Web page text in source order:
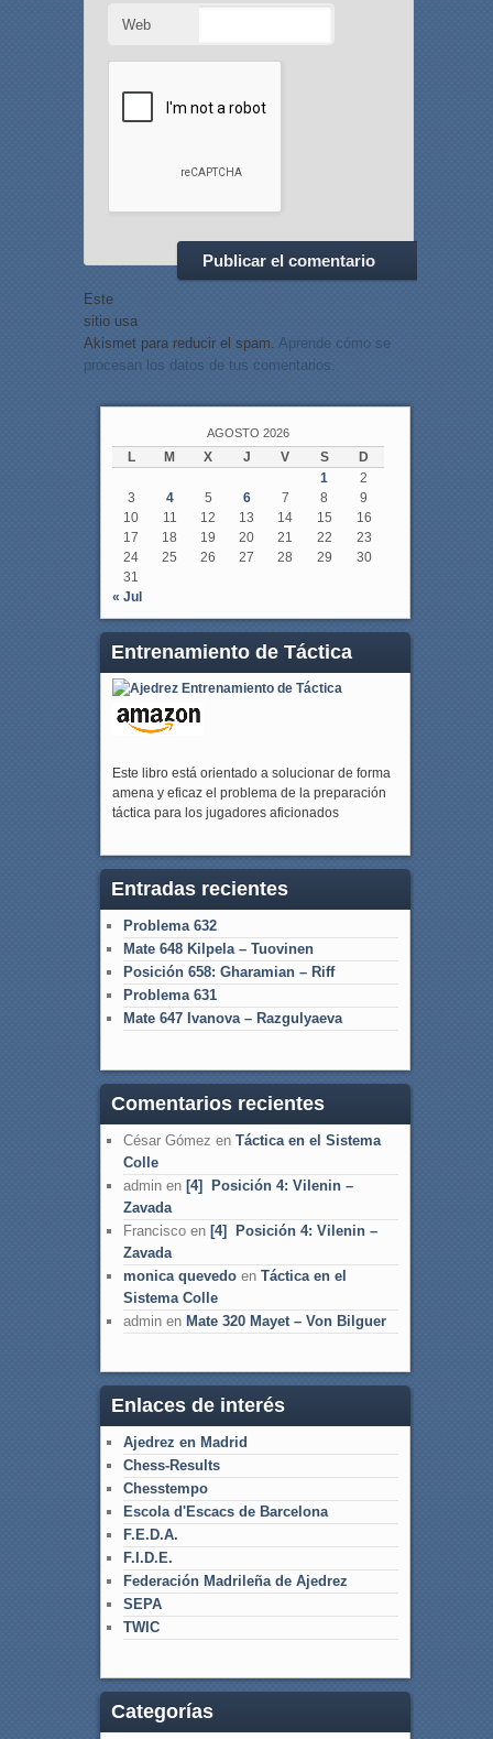
Web
Este
sitio usa
Akismet para reducir el spam. Aprende cómo se
procesan los datos de tus comentarios.
AGOSTO 2026
L M X J V S
D
1
2
3
4 5 6 7 8
9
10
11 12 13 14 15
16
17
18 19 20 21 22
23
24
25 26 27 28 29
30
31
« Jul
Entrenamiento de Táctica
Este libro está orientado a solucionar de forma
amena y eficaz el problema de la preparación
táctica para los jugadores aficionados
Entradas recientes
Problema 632
Mate 648 Kilpela – Tuovinen
Posición 658: Gharamian – Riff
Problema 631
Mate 647 Ivanova – Razgulyaeva
Comentarios recientes
César Gómez en Táctica en el Sistema
Colle
adminen [4] Posición 4: Vilenin –
Zavada
Franciscoen [4] Posición 4: Vilenin –
Zavada
monica quevedoen Táctica en el
Sistema Colle
adminen Mate 320 Mayet – Von Bilguer
Enlaces de interés
Ajedrez en Madrid
Chess-Results
Chesstempo
Escola d'Escacs de Barcelona
F.E.D.A.
F.I.D.E.
Federación Madrileña de Ajedrez
SEPA
TWIC
Categorías